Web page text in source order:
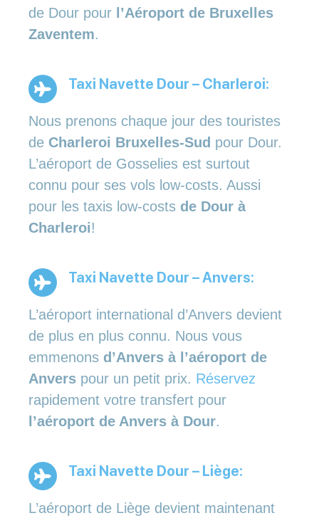
de Dour pour l’Aéroport de Bruxelles
Zaventem.
Taxi Navette Dour – Charleroi:
Nous prenons chaque jour des touristes
de Charleroi Bruxelles-Sud pour Dour.
L’aéroport de Gosselies est surtout
connu pour ses vols low-costs. Aussi
pour les taxis low-costs de Dour à
Charleroi!
Taxi Navette Dour – Anvers:
L’aéroport international d’Anvers devient
de plus en plus connu. Nous vous
emmenons d’Anvers à l’aéroport de
Anvers pour un petit prix. Réservez
rapidement votre transfert pour
l’aéroport de Anvers à Dour.
Taxi Navette Dour – Liège:
L’aéroport de Liège devient maintenant